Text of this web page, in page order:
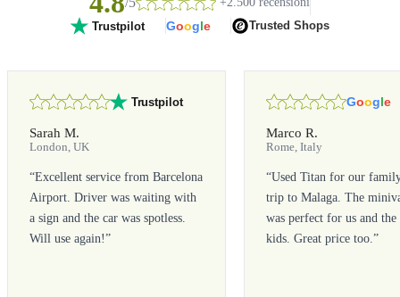
Trustpilot Google Trusted Shops
Trustpilot
Sarah M.
London, UK
“Excellent service from Barcelona
Airport. Driver was waiting with
a sign and the car was spotless.
Will use again!”
Google
Marco R.
Rome, Italy
“Used Titan for our
trip to Malaga. The
was perfect for us and the
kids. Great price too.”